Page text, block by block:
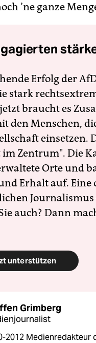
’ne ganze
Erfolg der
stark
braucht es
den Menschen,
einsetzen.
Zentrum". Die
Orte und
Erhalt auf.
auch? Dann
unterstützen
Grimberg
2012 Medienredakteur